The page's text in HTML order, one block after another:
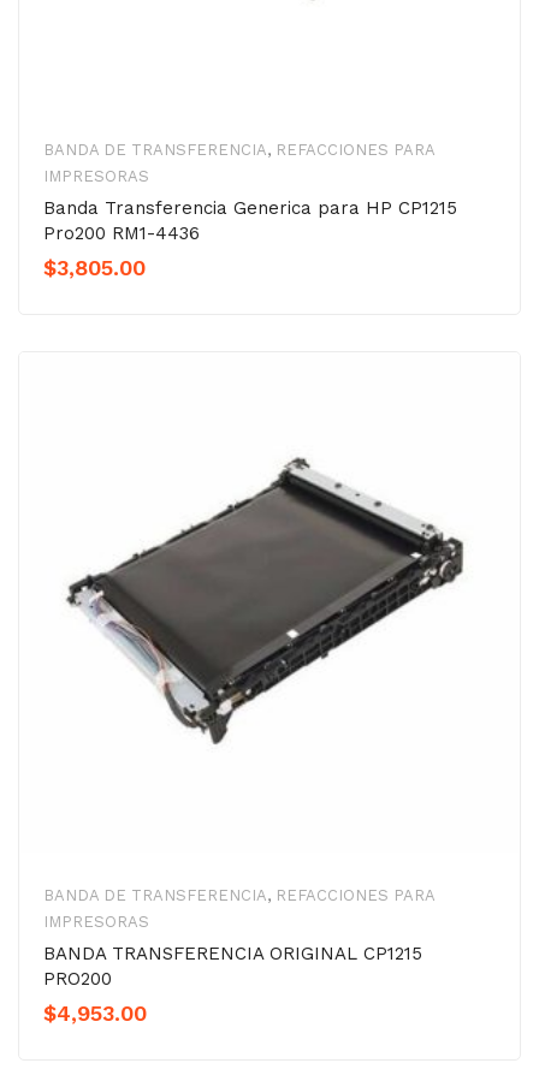
BANDA DE TRANSFERENCIA, REFACCIONES PARA
IMPRESORAS
Banda Transferencia Generica para HP CP1215
Pro200 RM1-4436
$3,805.00
BANDA DE TRANSFERENCIA, REFACCIONES PARA
IMPRESORAS
BANDA TRANSFERENCIA ORIGINAL CP1215
PRO200
$4,953.00